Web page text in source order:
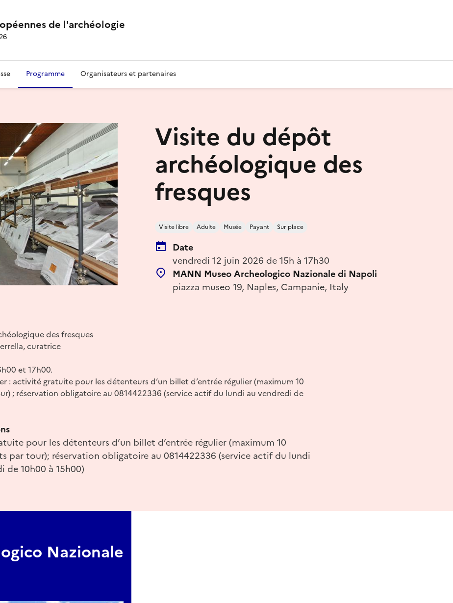
de l'archéologie
Programme Organisateurs et partenaires
Visite du dépôt
archéologique des
fresques
Visite libre Adulte Musée Payant Sur place
Date
vendredi 12 juin 2026 de 15h à 17h30
MANN Museo Archeologico Nazionale di Napoli
piazza museo 19, Naples, Campanie, Italy
des fresques
curatrice
et 17h00.
: activité gratuite pour les détenteurs d’un billet d’entrée régulier (maximum 10
; réservation obligatoire au 0814422336 (service actif du lundi au vendredi de
pour les détenteurs d’un billet d’entrée régulier (maximum 10
par tour); réservation obligatoire au 0814422336 (service actif du lundi
de 10h00 à 15h00)
Nazionale